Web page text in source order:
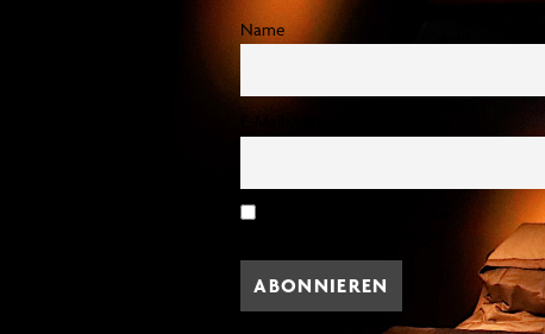
Name
E-Mail-Adresse